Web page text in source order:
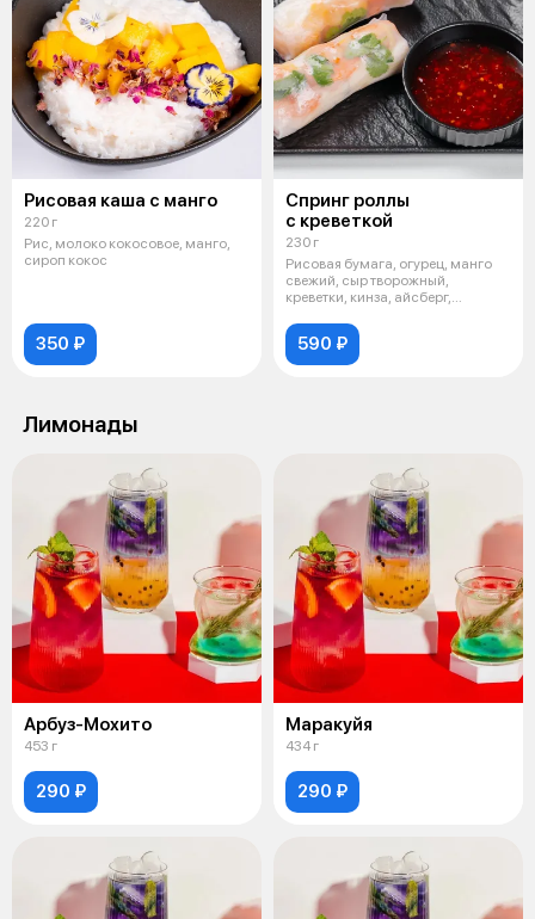
Рисовая каша с манго
220 г
Рис, молоко кокосовое, манго,
сироп кокос
350 ₽
Спринг роллы
с креветкой
230 г
Рисовая бумага, огурец, манго
свежий, сыр творожный,
креветки, кинза, айсберг,
590 ₽
Лимонады
Арбуз-Мохито
453 г
290 ₽
Маракуйя
434 г
290 ₽